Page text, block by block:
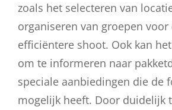
zoals het selecteren van
organiseren van groepen voor
efficiëntere shoot. Ook kan
om te informeren naar
speciale aanbiedingen die de
mogelijk heeft. Door duidelijk